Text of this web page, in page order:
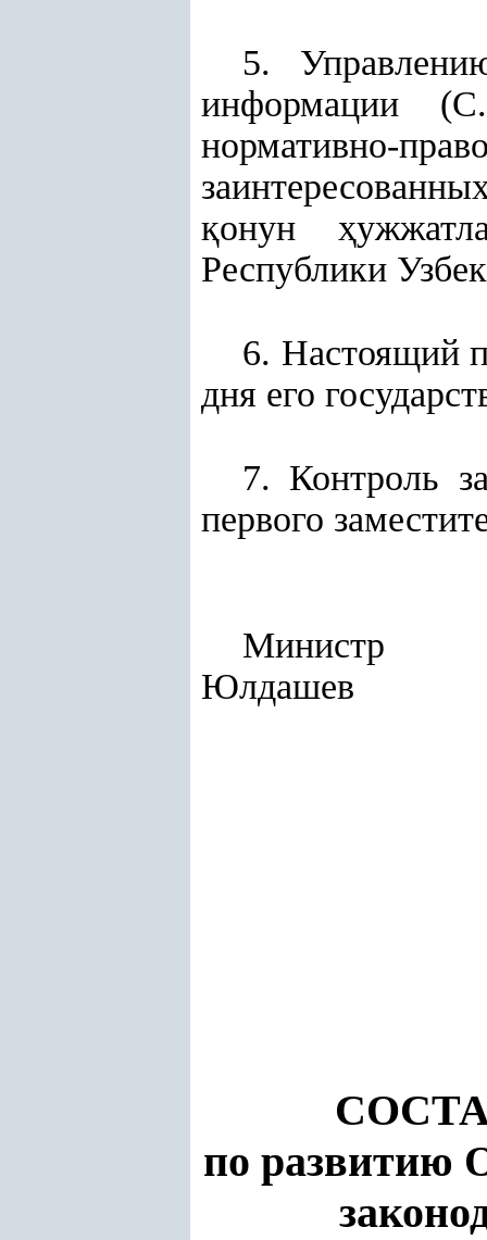
5.
информации
нормативно-
қонун ҳ
Республики
6. Настоящий
дня его
7. Контроль
первого
Юлдашев
по развитию